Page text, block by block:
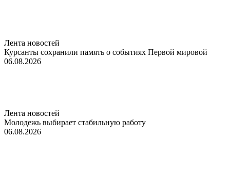
Лента новостей
Курсанты сохранили память о событиях Первой мировой
06.08.2026
Лента новостей
Молодежь выбирает стабильную работу
06.08.2026